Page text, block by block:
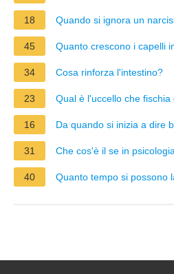
18 Quando si ignora un
45 Quanto crescono i capelli
34 Cosa rinforza l'intestino?
23 Qual è l'uccello che fischia
16 Da quando si inizia a dire
31 Che cos'è il se in
40 Quanto tempo si possono